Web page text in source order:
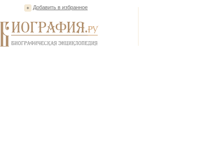
Добавить в избранное